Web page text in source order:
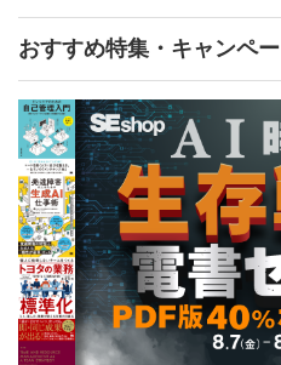
おすすめ特集・キャンペ